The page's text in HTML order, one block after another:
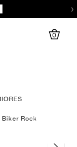
›
0
Rock